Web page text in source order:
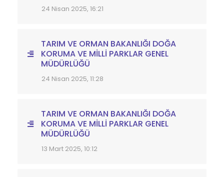
24 Nisan 2025, 16:21
TARIM VE ORMAN BAKANLIĞI DOĞA
KORUMA VE MİLLİ PARKLAR GENEL
MÜDÜRLÜĞÜ
24 Nisan 2025, 11:28
TARIM VE ORMAN BAKANLIĞI DOĞA
KORUMA VE MİLLİ PARKLAR GENEL
MÜDÜRLÜĞÜ
13 Mart 2025, 10:12